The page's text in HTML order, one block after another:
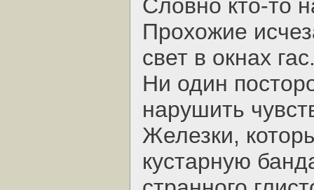
Словно кто-то
Прохожие
свет в окнах
Ни один
нарушить
Железки,
кустарную